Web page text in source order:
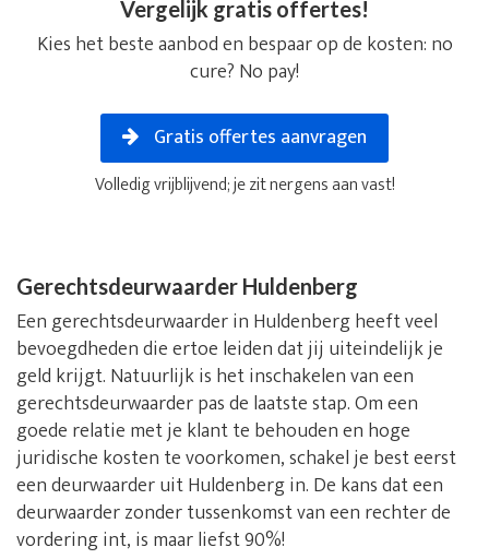
Vergelijk gratis offertes!
Kies het beste aanbod en bespaar op de kosten: no
cure? No pay!
Gratis offertes aanvragen
Volledig vrijblijvend; je zit nergens aan vast!
Gerechtsdeurwaarder Huldenberg
Een gerechtsdeurwaarder in Huldenberg heeft veel
bevoegdheden die ertoe leiden dat jij uiteindelijk je
geld krijgt. Natuurlijk is het inschakelen van een
gerechtsdeurwaarder pas de laatste stap. Om een
goede relatie met je klant te behouden en hoge
juridische kosten te voorkomen, schakel je best eerst
een deurwaarder uit Huldenberg in. De kans dat een
deurwaarder zonder tussenkomst van een rechter de
vordering int, is maar liefst 90%!